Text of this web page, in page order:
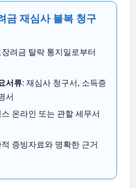
금 재심사 불복 청구
려금 탈락 통지일로부터
서류: 재심사 청구서, 소득증
서
스 온라인 또는 관할 세무서
적 증빙자료와 명확한 근거